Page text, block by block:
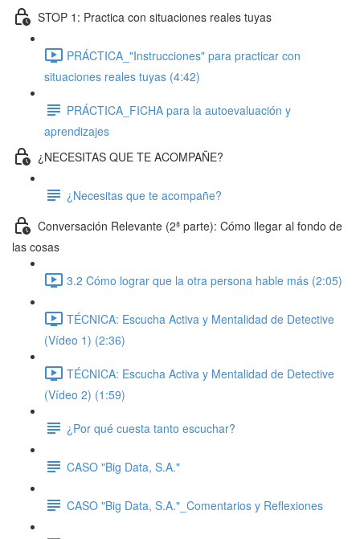
STOP 1: Practica con situaciones reales tuyas
PRÁCTICA_"Instrucciones" para practicar con
situaciones reales tuyas (4:42)
PRÁCTICA_FICHA para la autoevaluación y
aprendizajes
¿NECESITAS QUE TE ACOMPAÑE?
¿Necesitas que te acompañe?
Conversación Relevante (2ª parte): Cómo llegar al fondo de
las cosas
3.2 Cómo lograr que la otra persona hable más (2:05)
TÉCNICA: Escucha Activa y Mentalidad de Detective
(Vídeo 1) (2:36)
TÉCNICA: Escucha Activa y Mentalidad de Detective
(Vídeo 2) (1:59)
¿Por qué cuesta tanto escuchar?
CASO "Big Data, S.A."
CASO "Big Data, S.A."_Comentarios y Reflexiones